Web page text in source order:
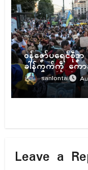
ဍုၚ်သ္အာၚ်
ဝန်ဇၞော်ပရေၚ်စဵု
ခါန်ကၞက်ကဵု ကေ
ဆန္ဒအာတ်မိက်
sanlontai
Leave a